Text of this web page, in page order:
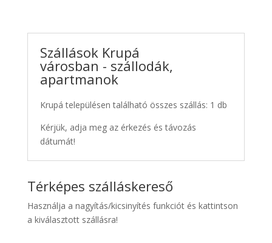
Szállások Krupá
városban - szállodák,
apartmanok
Krupá településen található összes szállás: 1 db
Kérjük, adja meg az érkezés és távozás
dátumát!
Térképes szálláskereső
Használja a nagyítás/kicsinyítés funkciót és kattintson
a kiválasztott szállásra!